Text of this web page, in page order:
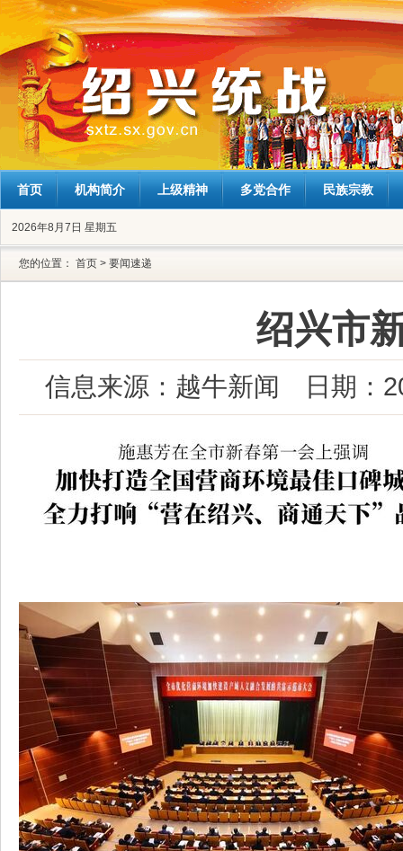
首页 机构简介 上级精神 多党合作 民族宗教
2026年8月7日 星期五
您的位置： 首页 > 要闻速递
绍兴市
信息来源：越牛新闻 日期：